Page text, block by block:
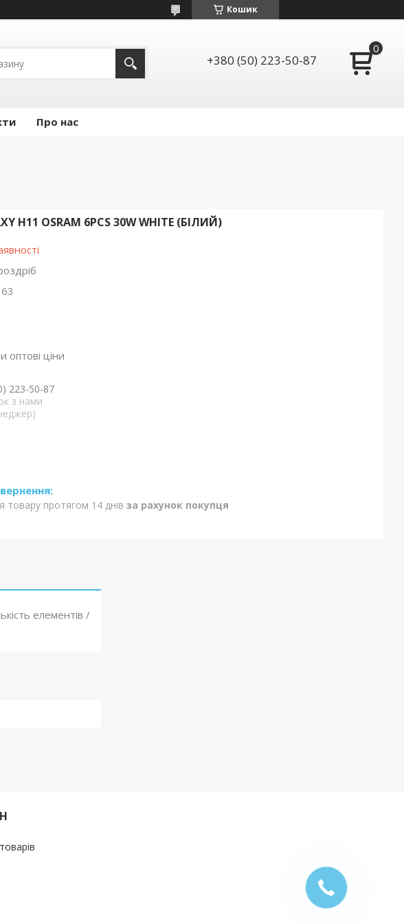
Кошик
+380 (50) 223-50-87
Про нас
H11 OSRAM 6PCS 30W WHITE (БІЛИЙ)
оптові ціни
223-50-87
з нами
товару протягом 14 днів за рахунок покупця
елементів /